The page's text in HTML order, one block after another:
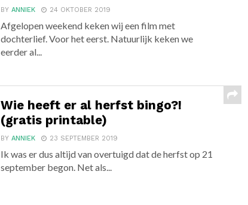
BYANNIEK 24 OKTOBER 2019
Afgelopen weekend keken wij een film met
dochterlief. Voor het eerst. Natuurlijk keken we
eerder al...
Wie heeft er al herfst bingo?!
(gratis printable)
BYANNIEK 23 SEPTEMBER 2019
Ik was er dus altijd van overtuigd dat de herfst op 21
september begon. Net als...